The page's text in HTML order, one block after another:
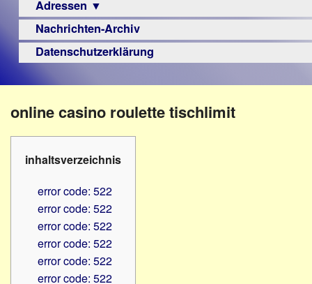
Sehbehinderung
Frühförderung
Schule
–
Beruf
Hilfsmittel
-
PC
Adressen ▼
Augenoptiker
Berufsbildungswerke
Hörbüchereien
Reha-
Lehrer
Verbände
Nachrichten-Archiv
Datenschutzerklärung
online casino roulette tischlimit
inhaltsverzeichnis
error code: 522
error code: 522
error code: 522
error code: 522
error code: 522
error code: 522